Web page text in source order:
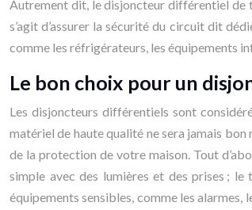
Autrement dit, le disjoncteur différentiel de
s’agit d’assurer la sécurité du circuit dit
comme les réfrigérateurs, les équipements
Le bon choix pour un
Les disjoncteurs différentiels sont
matériel de haute qualité ne sera jamais
de la protection de votre maison. Tout
simple avec des lumières et des prises ;
équipements sensibles, comme les